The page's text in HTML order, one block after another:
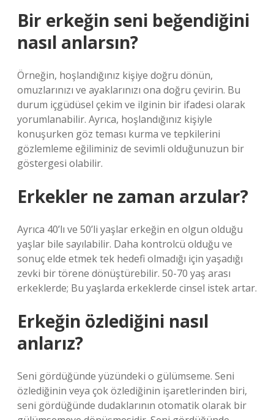
Bir erkeğin seni beğendiğini
nasıl anlarsın?
Örneğin, hoşlandığınız kişiye doğru dönün,
omuzlarınızı ve ayaklarınızı ona doğru çevirin. Bu
durum içgüdüsel çekim ve ilginin bir ifadesi olarak
yorumlanabilir. Ayrıca, hoşlandığınız kişiyle
konuşurken göz teması kurma ve tepkilerini
gözlemleme eğiliminiz de sevimli olduğunuzun bir
göstergesi olabilir.
Erkekler ne zaman arzular?
Ayrıca 40’lı ve 50’li yaşlar erkeğin en olgun olduğu
yaşlar bile sayılabilir. Daha kontrolcü olduğu ve
sonuç elde etmek tek hedefi olmadığı için yaşadığı
zevki bir törene dönüştürebilir. 50-70 yaş arası
erkeklerde; Bu yaşlarda erkeklerde cinsel istek artar.
Erkeğin özlediğini nasıl
anlarız?
Seni gördüğünde yüzündeki o gülümseme. Seni
özlediğinin veya çok özlediğinin işaretlerinden biri,
seni gördüğünde dudaklarının otomatik olarak bir